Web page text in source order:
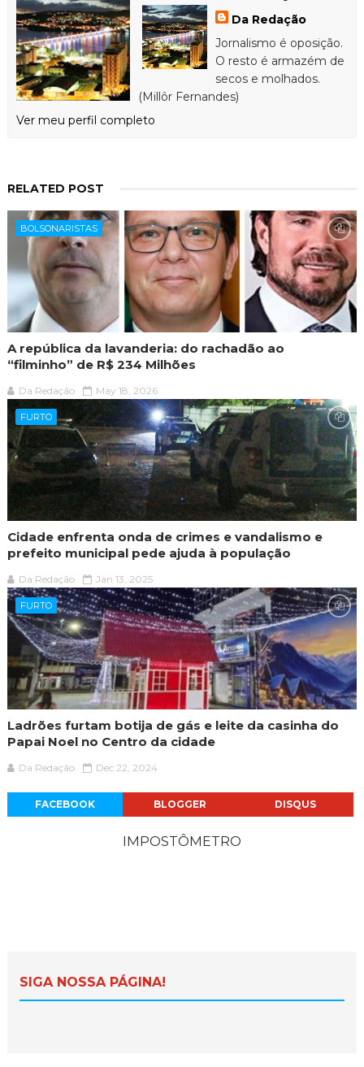
Da Redação
Jornalismo é oposição.
O resto é armazém de
secos e molhados.
(Millôr Fernandes)
Ver meu perfil completo
RELATED POST
BOLSONARISTAS
A república da lavanderia: do rachadão ao
“filminho” de R$ 234 Milhões
Da Redação May 18, 2026
FURTO
Cidade enfrenta onda de crimes e vandalismo e
prefeito municipal pede ajuda à população
Da Redação Jan 13, 2025
FURTO
Ladrões furtam botija de gás e leite da casinha do
Papai Noel no Centro da cidade
Da Redação Dec 22, 2024
FACEBOOK BLOGGER DISQUS
IMPOSTÔMETRO
SIGA NOSSA PÁGINA!